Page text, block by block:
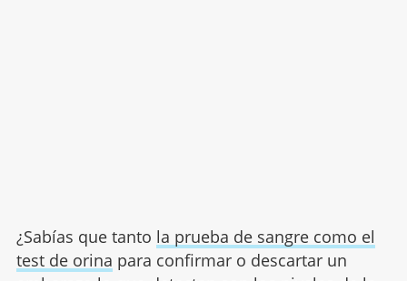
¿Sabías que tanto la prueba de sangre como el
test de orina para confirmar o descartar un